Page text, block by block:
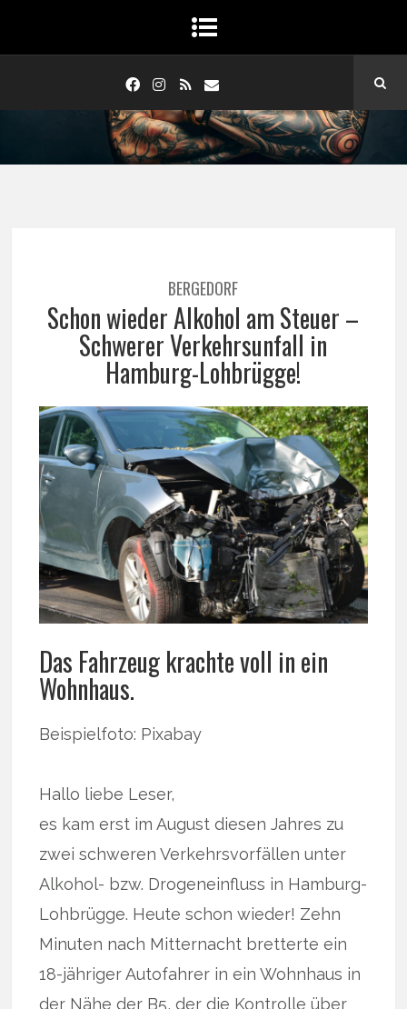
BERGEDORF
Schon wieder Alkohol am Steuer –
Schwerer Verkehrsunfall in
Hamburg-Lohbrügge!
Das Fahrzeug krachte voll in ein
Wohnhaus.
Beispielfoto: Pixabay
Hallo liebe Leser,
es kam erst im August diesen Jahres zu
zwei schweren Verkehrsvorfällen unter
Alkohol- bzw. Drogeneinfluss in Hamburg-
Lohbrügge. Heute schon wieder! Zehn
Minuten nach Mitternacht bretterte ein
18-jähriger Autofahrer in ein Wohnhaus in
der Nähe der B5, der die Kontrolle über